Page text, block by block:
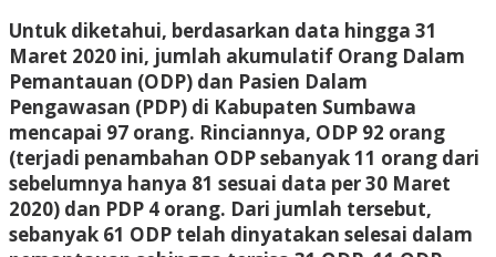
Untuk diketahui, berdasarkan data hingga 31
Maret 2020 ini, jumlah akumulatif Orang Dalam
Pemantauan (ODP) dan Pasien Dalam
Pengawasan (PDP) di Kabupaten Sumbawa
mencapai 97 orang. Rinciannya, ODP 92 orang
(terjadi penambahan ODP sebanyak 11 orang dari
sebelumnya hanya 81 sesuai data per 30 Maret
2020) dan PDP 4 orang. Dari jumlah tersebut,
sebanyak 61 ODP telah dinyatakan selesai dalam